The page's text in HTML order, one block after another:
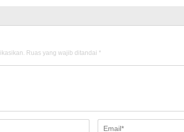
Ruas yang wajib ditandai *